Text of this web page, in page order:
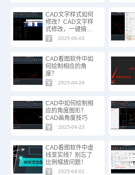
CAD文字样式如何
修改？CAD文字样
式修改，一键搞
定！
2025-06-03
CAD看图软件中如
何绘制相应的角
度？
2025-04-29
CAD中如何绘制相
应的角度图形？
CAD画角度技巧
2025-04-23
CAD看图软件中虚
线变实线？别忘了
比例缩放问题！
2025-04-01